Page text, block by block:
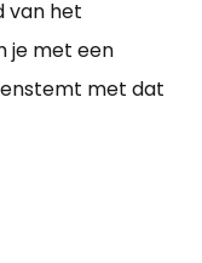
van het
je met een
met dat